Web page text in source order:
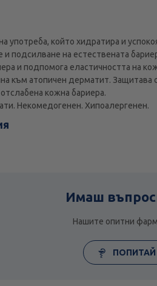
употреба, кoйто хидратира и
подсилване на естествената
и подпомога еластичността на
към атопичен дерматит. Защитава
кожна бариера.
Некомедогенен. Хипоалергенен.
Имаш
Нашите опитни